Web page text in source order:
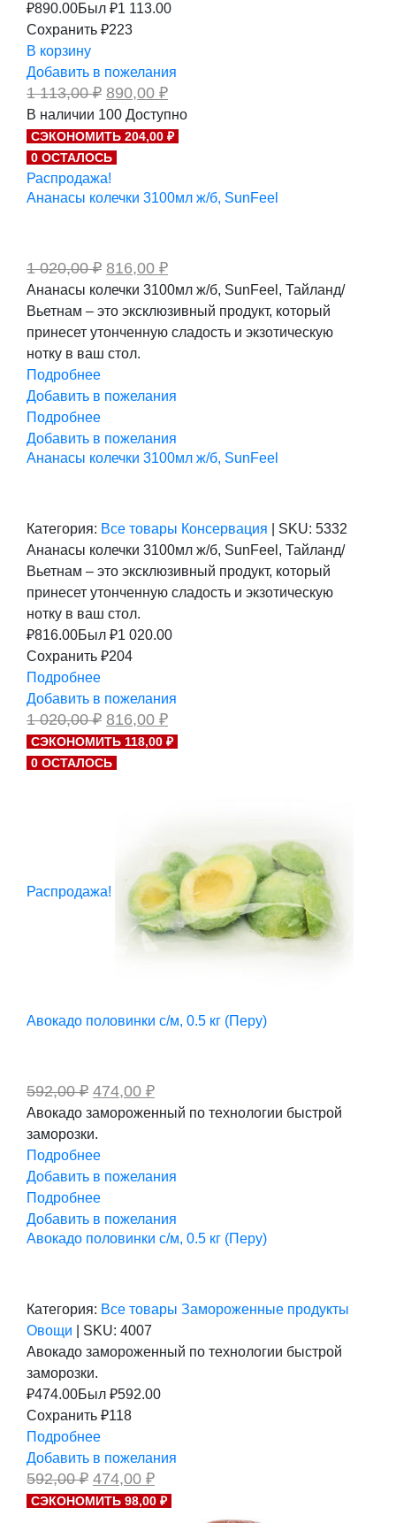
₽890.00Был ₽1 113.00
Сохранить ₽223
В корзину
Добавить в пожелания
1 113,00₽ Первоначальная
цена
составляла
1
113,00 ₽.
890,00 ₽Текущая
890,00 ₽.
В наличии 100 Доступно
СЭКОНОМИТЬ 204,00 ₽
0 ОСТАЛОСЬ
Распродажа!
Ананасы колечки 3100мл ж/б, SunFeel
1 020,00₽ Первоначальная
составляла
1
020,00 ₽.
816,00 ₽Текущая
цена:
816,00 ₽.
Ананасы колечки 3100мл ж/б, SunFeel, Тайланд/
Вьетнам – это эксклюзивный продукт, который
принесет утонченную сладость и экзотическую
нотку в ваш стол.
Подробнее
Добавить в пожелания
Подробнее
Добавить в пожелания
Ананасы колечки 3100мл ж/б, SunFeel
Категория: Все товары Консервация SKU: 5332
Ананасы колечки 3100мл ж/б, SunFeel, Тайланд/
Вьетнам – это эксклюзивный продукт, который
принесет утонченную сладость и экзотическую
нотку в ваш стол.
₽816.00Был ₽1 020.00
Сохранить ₽204
Подробнее
Добавить в пожелания
1 020,00₽ Первоначальная
цена
составляла
1
816,00 ₽Текущая
цена:
816,00 ₽.
СЭКОНОМИТЬ 118,00 ₽
0 ОСТАЛОСЬ
Распродажа!
Авокадо половинки с/м, 0.5 кг (Перу)
592,00₽ Первоначальная
составляла
592,00 ₽.
474,00 ₽Текущая
цена:
474,00 ₽.
Авокадо замороженный по технологии быстрой
заморозки.
Подробнее
Добавить в пожелания
Подробнее
Добавить в пожелания
Авокадо половинки с/м, 0.5 кг (Перу)
Категория: Все товары Замороженные продукты
Овощи
SKU: 4007
Авокадо замороженный по технологии быстрой
заморозки.
₽474.00Был ₽592.00
Сохранить ₽118
Подробнее
Добавить в пожелания
592,00₽ Первоначальная
цена
составляла
474,00 ₽Текущая
цена:
474,00 ₽.
СЭКОНОМИТЬ 98,00 ₽